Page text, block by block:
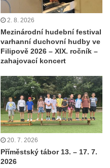
2. 8. 2026
Mezinárodní hudební festival
varhanní duchovní hudby ve
Filipově 2026 – XIX. ročník –
zahajovací koncert
20. 7. 2026
Příměstský tábor 13. – 17. 7.
2026